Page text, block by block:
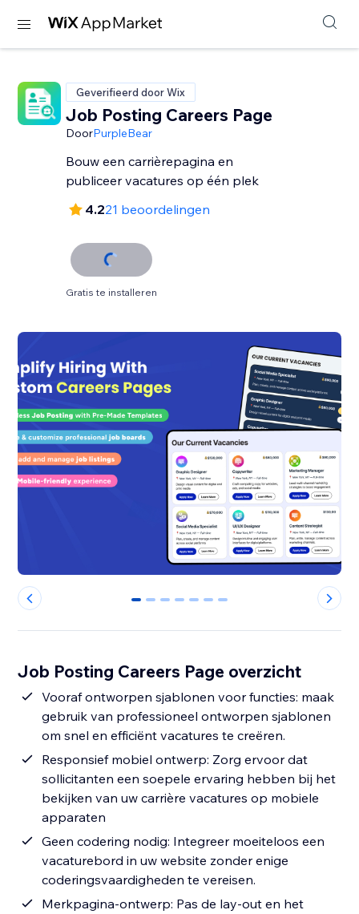
Geverifieerd door Wix
Job Posting Careers Page
DoorPurpleBear
Bouw een carrièrepagina en
publiceer vacatures op één plek
4.221 beoordelingen
Gratis te installeren
0 1 2 3 4 5 6
Job Posting Careers Page overzicht
Vooraf ontworpen sjablonen voor functies: maak
gebruik van professioneel ontworpen sjablonen
om snel en efficiënt vacatures te creëren.
Responsief mobiel ontwerp: Zorg ervoor dat
sollicitanten een soepele ervaring hebben bij het
bekijken van uw carrière vacatures op mobiele
apparaten
Geen codering nodig: Integreer moeiteloos een
vacaturebord in uw website zonder enige
coderingsvaardigheden te vereisen.
Merkpagina-ontwerp: Pas de lay-out en het